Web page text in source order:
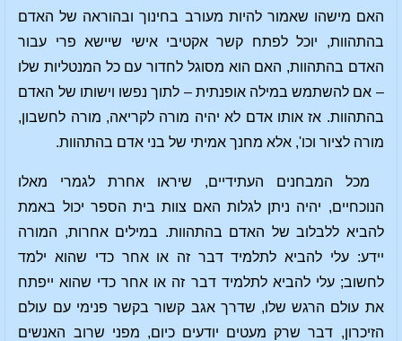
האם מישהו שאמור להיות מעורב בחינוך ובהוראה של האדם
בהתהוות, יוכל לפתח קשר אקטיבי אישי שיישא פרי עבור
האדם בהתהוות, האם הוא מסוגל לחדור עם כל המנטליות שלו
– אם להשתמש במילה אופנתית – לתוך נפשו וישותו של האדם
בהתהוות. אז אותו אדם לא יהיה מורה לקריאה, מורה לחשבון,
מורה לציור וכו', אלא מחנך אמיתי של בני אדם בהתהוות.
מכל המבחנים העתידיים, שיראו אחרת לגמרי מאלו
הנוכחיים, יהיה ניתן לגלות האם צוות בית הספר יכול באמת
להביא ללבלוב של האדם בהתהוות. במילים אחרות, המורה
יידע: עלי להביא לתלמיד דבר זה או אחר כדי שהוא ילמד
לחשוב; עלי להביא לתלמיד דבר זה או אחר כדי שהוא ייפתח
את עולם הרגש שלו, שדרך אגב קשור בקשר פנימי עם עולם
הזיכרון, דבר שרק מעטים יודעים כיום, מפני שרוב האנשים